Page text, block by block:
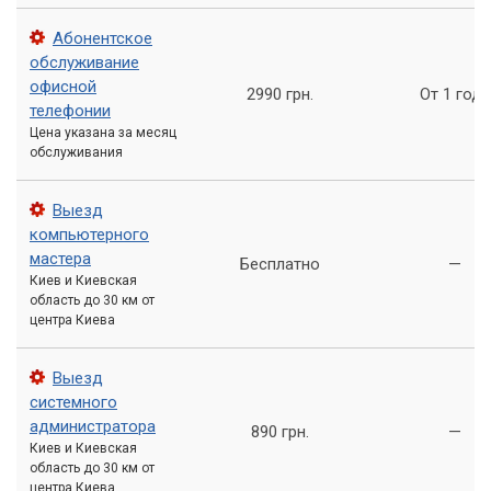
работе в любое время.
Преимущества работы с нами
Выбирая наш сервисный центр «Компьютерный Мастер»,
вы получаете ряд преимуществ:
Быстрое и качественное обслуживание
Использование только качественных запчастей и
расходных материалов
Разумные цены на услуги
Индивидуальный подход к каждому клиенту
Консультации по любым вопросам, связанным с
оргтехникой
Обращайтесь в сервис «Компьютерный
Мастер»
Абонентское
обслуживание
офисной
телефонии
Цена указана за месяц
обслуживания
2990 грн. От 1 года
Выезд
компьютерного
мастера
Киев и Киевская
область до 30 км от
центра Киева
Бесплатно —
Выезд
системного
администратора
Киев и Киевская
область до 30 км от
центра Киева
890 грн. —